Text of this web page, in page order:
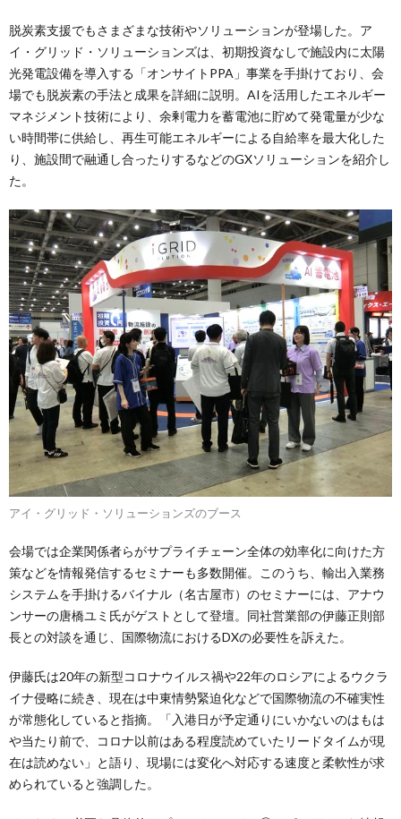
脱炭素支援でもさまざまな技術やソリューションが登場した。ア
イ・グリッド・ソリューションズは、初期投資なしで施設内に太陽
光発電設備を導入する「オンサイトPPA」事業を手掛けており、会
場でも脱炭素の手法と成果を詳細に説明。AIを活用したエネルギー
マネジメント技術により、余剰電力を蓄電池に貯めて発電量が少な
い時間帯に供給し、再生可能エネルギーによる自給率を最大化した
り、施設間で融通し合ったりするなどのGXソリューションを紹介し
た。
アイ・グリッド・ソリューションズのブース
会場では企業関係者らがサプライチェーン全体の効率化に向けた方
策などを情報発信するセミナーも多数開催。このうち、輸出入業務
システムを手掛けるバイナル（名古屋市）のセミナーには、アナウ
ンサーの唐橋ユミ氏がゲストとして登壇。同社営業部の伊藤正則部
長との対談を通じ、国際物流におけるDXの必要性を訴えた。
伊藤氏は20年の新型コロナウイルス禍や22年のロシアによるウクラ
イナ侵略に続き、現在は中東情勢緊迫化などで国際物流の不確実性
が常態化していると指摘。「入港日が予定通りにいかないのはもは
や当たり前で、コロナ以前はある程度読めていたリードタイムが現
在は読めない」と語り、現場には変化へ対応する速度と柔軟性が求
められていると強調した。